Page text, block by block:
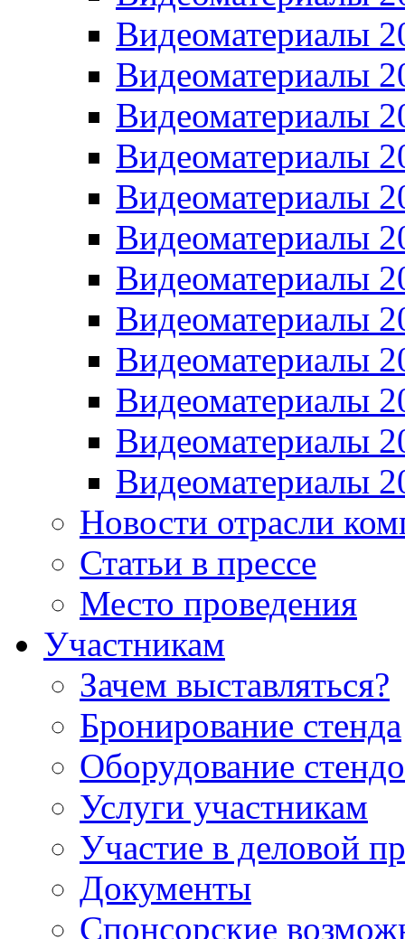
Видеоматериалы
Видеоматериалы
Видеоматериалы
Видеоматериалы
Видеоматериалы
Видеоматериалы
Видеоматериалы
Видеоматериалы
Видеоматериалы
Видеоматериалы
Видеоматериалы
Видеоматериалы
Новости отрасли
Статьи в прессе
Место проведения
Участникам
Зачем выставляться?
Бронирование стенда
Оборудование
Услуги участникам
Участие в деловой
Документы
Спонсорские